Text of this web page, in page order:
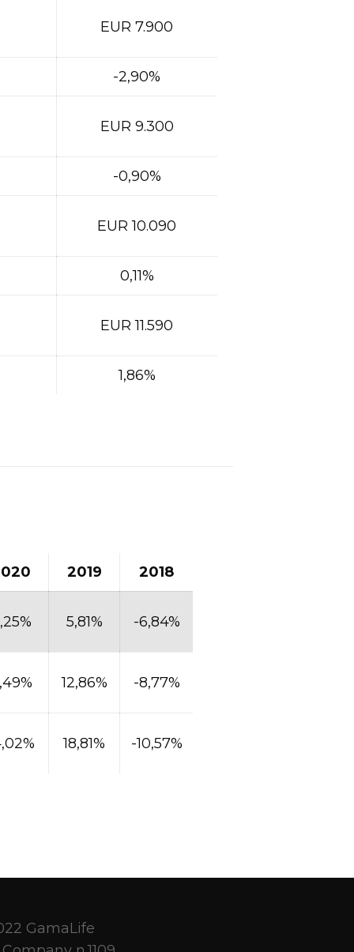
EUR 7.900
-2,90%
EUR 9.300
-0,90%
EUR 10.090
0,11%
EUR 11.590
1,86%
2019 2018
5,81% -6,84%
12,86% -8,77%
18,81% -10,57%
GamaLife